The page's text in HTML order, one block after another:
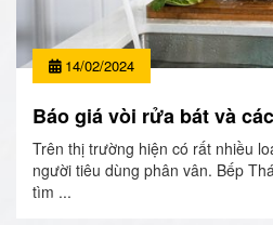
14/02/2024
Báo giá vòi rửa bát và
Trên thị trường hiện có rất nhiều
người tiêu dùng phân vân. Bếp
tìm ...